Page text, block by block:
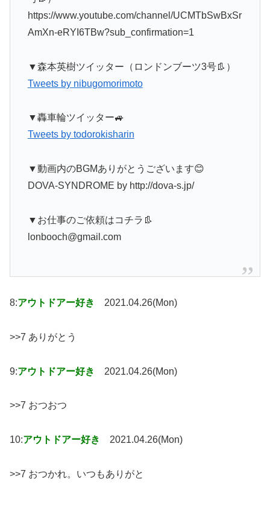
https://www.youtube.com/channel/UCMTbSwBxSr
AmXn-eRYI6TBw?sub_confirmation=1
▼森本英樹ツイッター（ロンドンブーツ3号👢）
Tweets by nibugomorimoto
▼轟車輪ツイッター🚙
Tweets by todorokisharin
▼動画内のBGMありがとうございます😊
DOVA-SYNDROME by http://dova-s.jp/
▼お仕事のご依頼はコチラ👢
lonbooch@gmail.com
8:アウトドアー好き 2021.04.26(Mon)
>>7 ありがとう
9:アウトドアー好き 2021.04.26(Mon)
>>7 おつおつ
10:アウトドアー好き 2021.04.26(Mon)
>>7 おつかれ。いつもありがと